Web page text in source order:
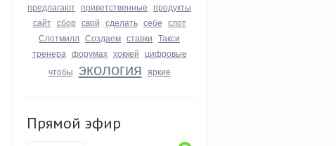
предлагают приветственные продукты
сайт сбор свой сделать себе слот
Слотмилл Создаем ставки Такси
тренера форумах хоккей цифровые
чтобы экология яркие
Прямой эфир